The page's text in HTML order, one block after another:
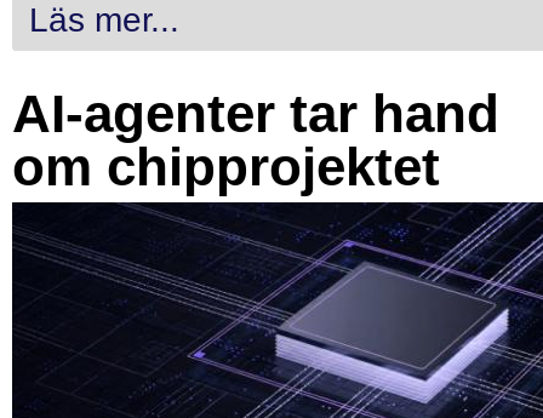
Läs mer...
AI-agenter tar hand
om chipprojektet